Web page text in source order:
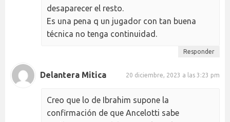
desaparecer el resto.
Es una pena q un jugador con tan buena
técnica no tenga continuidad.
Responder
Delantera Mitica 20 diciembre, 2023 a las 3:23 pm
Creo que lo de Ibrahim supone la
confirmación de que Ancelotti sabe